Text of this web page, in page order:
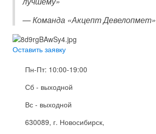
—Команда «Акцепт Девелопмет»
Оставить заявку
Пн-Пт: 10:00-19:00
Сб - выходной
Вс - выходной
630089, г. Новосибирск,